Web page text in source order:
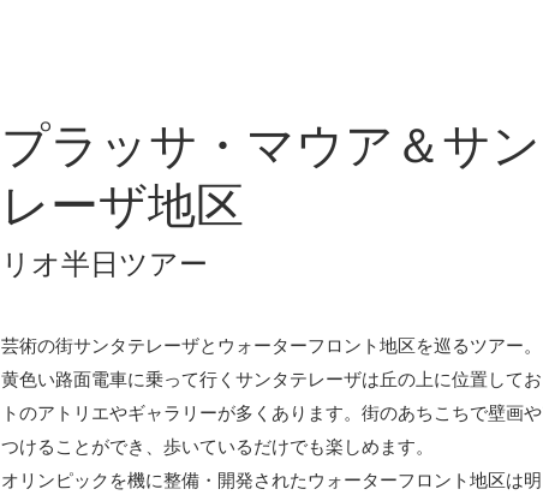
プラッサ・マウア＆サ
レーザ地区
リオ半日ツアー
芸術の街サンタテレーザとウォーターフロント地区を巡るツアー。
黄色い路面電車に乗って行くサンタテレーザは丘の上に位置して
トのアトリエやギャラリーが多くあります。街のあちこちで壁画
つけることができ、歩いているだけでも楽しめます。
オリンピックを機に整備・開発されたウォーターフロント地区は